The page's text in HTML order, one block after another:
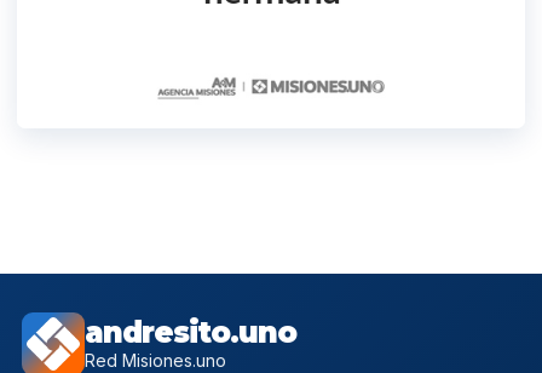
andresito.uno
Red Misiones.uno